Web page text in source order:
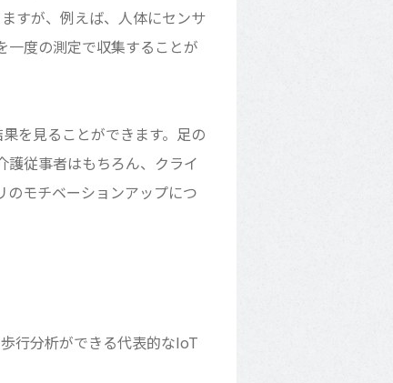
すが、例えば、人体にセンサ
一度の測定で収集することが
を見ることができます。足の
護従事者はもちろん、クライ
のモチベーションアップにつ
行分析ができる代表的なIoT